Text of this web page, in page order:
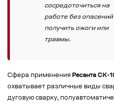
сосредоточиться на
работе без опасений
получить ожоги или
травмы.
Сфера применения Ресанта СК-
охватывает различные виды
дуговую сварку,